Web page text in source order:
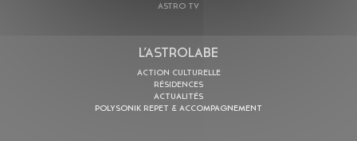
ASTRO TV
L’ASTROLABE
ACTION CULTURELLE
RÉSIDENCES
ACTUALITÉS
POLYSONIK REPET & ACCOMPAGNEMENT